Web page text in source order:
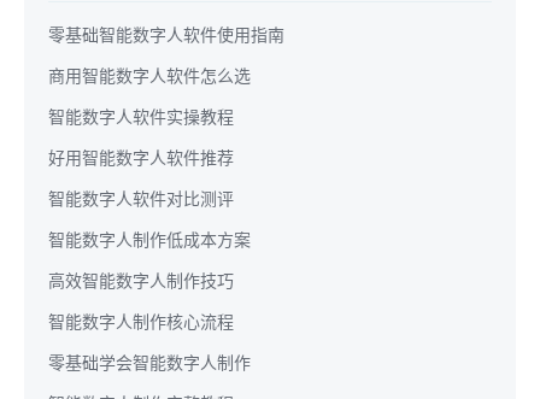
零基础智能数字人软件使用指南
商用智能数字人软件怎么选
智能数字人软件实操教程
好用智能数字人软件推荐
智能数字人软件对比测评
智能数字人制作低成本方案
高效智能数字人制作技巧
智能数字人制作核心流程
零基础学会智能数字人制作